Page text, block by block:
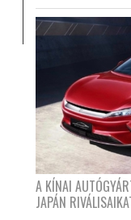
A KÍNAI
JAPÁN